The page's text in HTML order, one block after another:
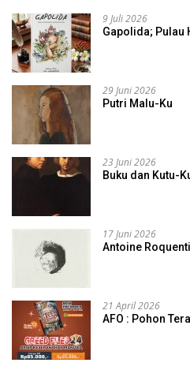
9 Juli 2026
Gapolida; Pulau
29 Juni 2026
Putri Malu-Ku
23 Juni 2026
Buku dan Kutu-
17 Juni 2026
Antoine
21 April 2026
AFO : Pohon